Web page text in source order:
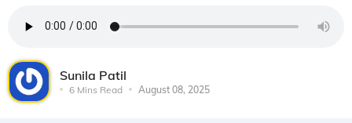
Sunila Patil
6 Mins Read August 08, 2025